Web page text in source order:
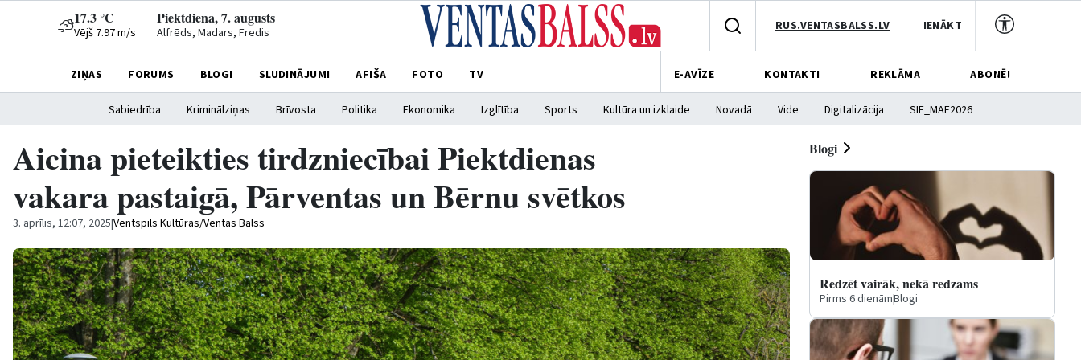
17.3 °C
Vējš 7.97 m/s
Piektdiena, 7. augusts
Alfrēds, Madars, Fredis RUS.VENTASBALSS.LV IENĀKT
ZIŅAS FORUMS BLOGI SLUDINĀJUMI AFIŠA FOTO TV E-AVĪZE KONTAKTI REKLĀMA ABONĒ!
Sabiedrība Kriminālziņas Brīvosta Politika Ekonomika Izglītība Sports Kultūra un izklaide Novadā Vide Digitalizācija SIF_MAF2026
Aicina pieteikties tirdzniecībai Piektdienas
vakara pastaigā, Pārventas un Bērnu svētkos
3. aprīlis, 12:07, 2025|Ventspils Kultūras/Ventas Balss
Blogi
Redzēt vairāk, nekā redzams
Pirms 6 dienām|Blogi